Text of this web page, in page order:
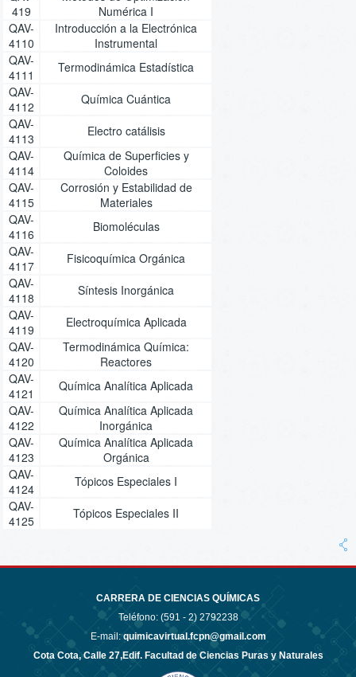
419
Numérica I
QAV-
4110
Introducción a la Electrónica
Instrumental
QAV-
4111
Termodinámica Estadística
QAV-
4112
Química Cuántica
QAV-
4113
Electro catálisis
QAV-
4114
Química de Superficies y
Coloides
QAV-
4115
Corrosión y Estabilidad de
Materiales
QAV-
4116
Biomoléculas
QAV-
4117
Fisicoquímica Orgánica
QAV-
4118
Síntesis Inorgánica
QAV-
4119
Electroquímica Aplicada
QAV-
4120
Termodinámica Química:
Reactores
QAV-
4121
Química Analítica Aplicada
QAV-
4122
Química Analítica Aplicada
Inorgánica
QAV-
4123
Química Analítica Aplicada
Orgánica
QAV-
4124
Tópicos Especiales I
QAV-
4125
Tópicos Especiales II
CARRERA DE CIENCIAS QUÍMICAS
Teléfono: (591 - 2) 2792238
E-mail: quimicavirtual.fcpn@gmail.com
Cota Cota, Calle 27,Edif. Facultad de Ciencias Puras y Naturales